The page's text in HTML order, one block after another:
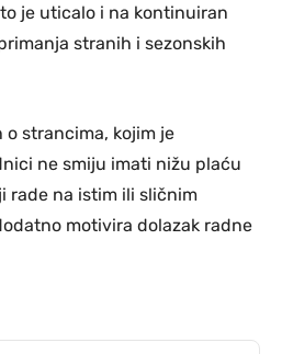
je uticalo i na kontinuiran
stranih i sezonskih
o strancima, kojim je
ne smiju imati nižu plaću
rade na istim ili sličnim
motivira dolazak radne